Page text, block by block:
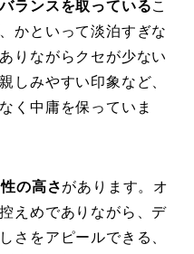
ランスを取っているこ
かといって淡泊すぎな
りながらクセが少ない
しみやすい印象など、
く中庸を保っていま
の高さがあります。オ
えめでありながら、デ
さをアピールできる、